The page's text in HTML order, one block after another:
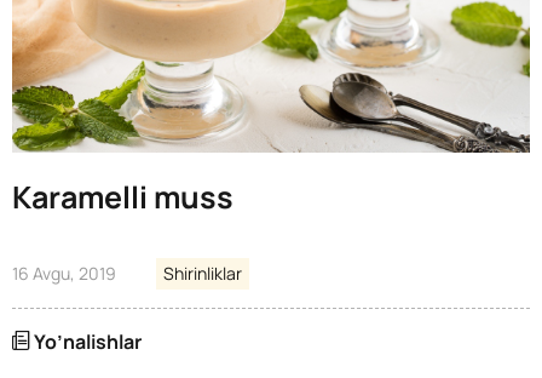
Karamelli muss
16 Avgu, 2019 Shirinliklar
Yo’nalishlar